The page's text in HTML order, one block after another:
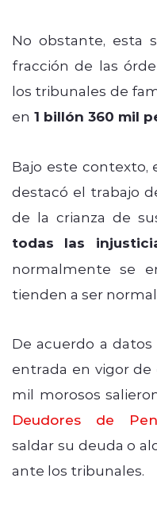
No obstante, esta
fracción de las
los tribunales de
en 1 billón 360 mil
Bajo este contexto,
destacó el trabajo
de la crianza de
todas las
normalmente se
tienden a ser
De acuerdo a datos
entrada en vigor de
mil morosos
Deudores de
saldar su deuda o
ante los tribunales.